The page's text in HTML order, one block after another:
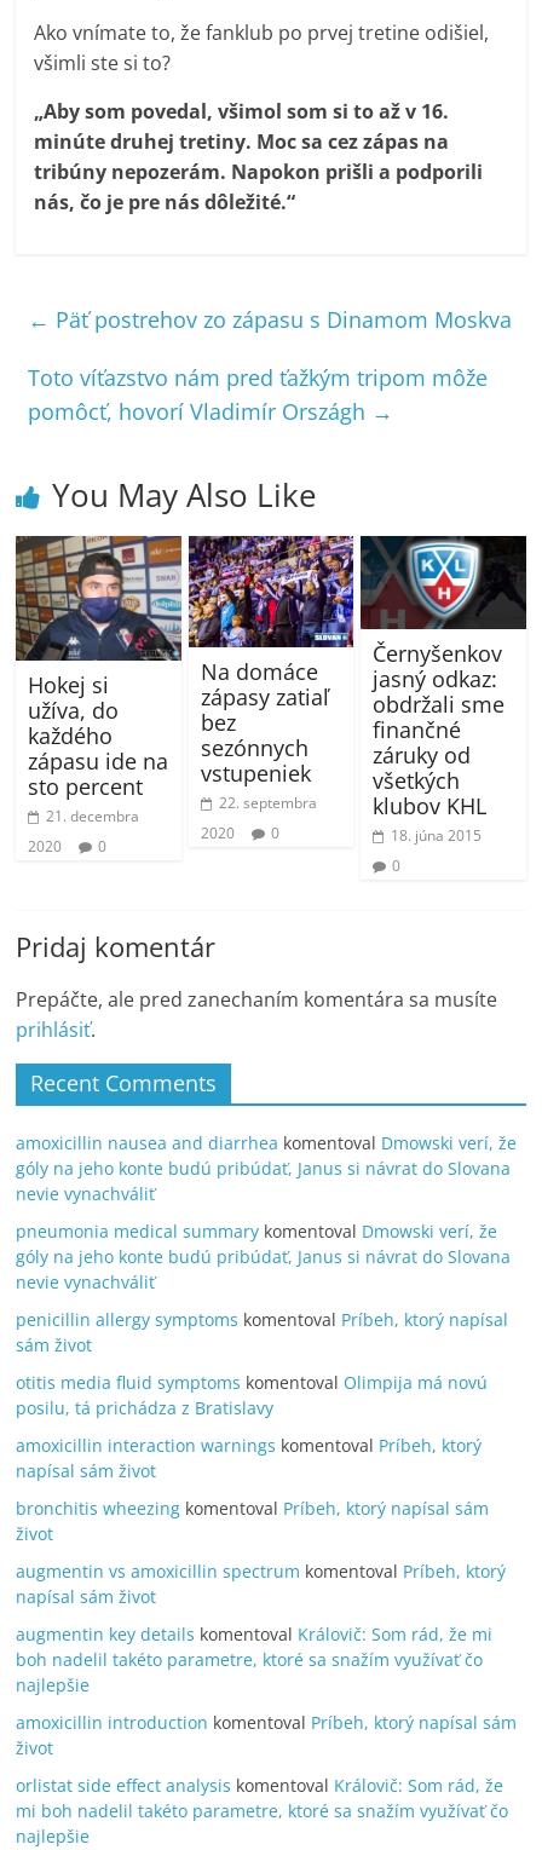
Ako vnímate to, že fanklub po prvej tretine odišiel,
všimli ste si to?
„Aby som povedal, všimol som si to až v 16.
minúte druhej tretiny. Moc sa cez zápas na
tribúny nepozerám. Napokon prišli a podporili
nás, čo je pre nás dôležité.“
← Päť postrehov zo zápasu s Dinamom Moskva
Toto víťazstvo nám pred ťažkým tripom môže
pomôcť, hovorí Vladimír Országh →
You May Also Like
Hokej si
užíva, do
každého
zápasu ide na
sto percent
21. decembra
2020
0
Na domáce
zápasy zatiaľ
bez
sezónnych
vstupeniek
22. septembra
2020
0
Černyšenkov
jasný odkaz:
obdržali sme
finančné
záruky od
všetkých
klubov KHL
18. júna 2015
0
Pridaj komentár
Prepáčte, ale pred zanechaním komentára sa musíte
prihlásiť.
Recent Comments
amoxicillin nausea and diarrhea komentoval Dmowski verí, že
góly na jeho konte budú pribúdať, Janus si návrat do Slovana
nevie vynachváliť
pneumonia medical summary komentoval Dmowski verí, že
góly na jeho konte budú pribúdať, Janus si návrat do Slovana
nevie vynachváliť
penicillin allergy symptoms komentoval Príbeh, ktorý napísal
sám život
otitis media fluid symptoms komentoval Olimpija má novú
posilu, tá prichádza z Bratislavy
amoxicillin interaction warnings komentoval Príbeh, ktorý
napísal sám život
bronchitis wheezing komentoval Príbeh, ktorý napísal sám
život
augmentin vs amoxicillin spectrum komentoval Príbeh, ktorý
napísal sám život
augmentin key details komentoval Královič: Som rád, že mi
boh nadelil takéto parametre, ktoré sa snažím využívať čo
najlepšie
amoxicillin introduction komentoval Príbeh, ktorý napísal sám
život
orlistat side effect analysis komentoval Královič: Som rád, že
mi boh nadelil takéto parametre, ktoré sa snažím využívať čo
najlepšie